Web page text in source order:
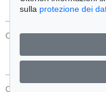
CONTATTI Protezione
CONTATTI
sulla protezione dei